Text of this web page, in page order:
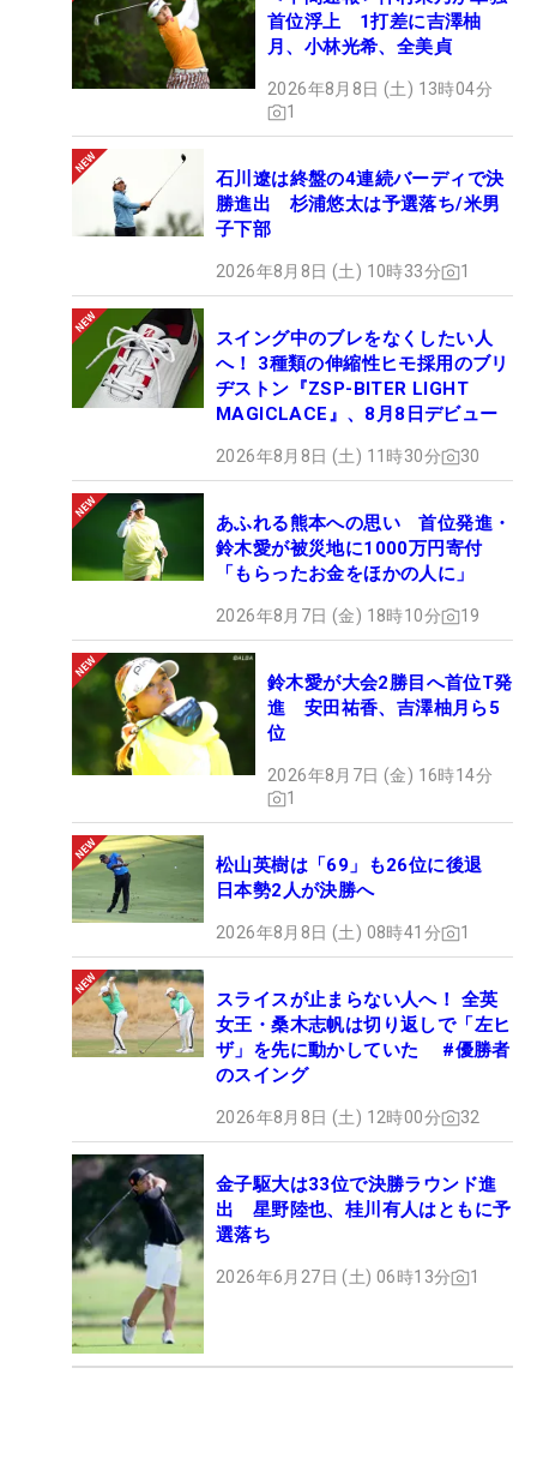
首位浮上 1打差に吉澤柚
月、小林光希、全美貞
2026年8月8日 (土) 13時04分
1
石川遼は終盤の4連続バーディで決
勝進出 杉浦悠太は予選落ち/米男
子下部
2026年8月8日 (土) 10時33分 1
スイング中のブレをなくしたい人
へ！ 3種類の伸縮性ヒモ採用のブリ
ヂストン『ZSP-BITER LIGHT
MAGICLACE』、8月8日デビュー
2026年8月8日 (土) 11時30分 30
あふれる熊本への思い 首位発進・
鈴木愛が被災地に1000万円寄付
「もらったお金をほかの人に」
2026年8月7日 (金) 18時10分 19
鈴木愛が大会2勝目へ首位T発
進 安田祐香、吉澤柚月ら5
位
2026年8月7日 (金) 16時14分
1
松山英樹は「69」も26位に後退
日本勢2人が決勝へ
2026年8月8日 (土) 08時41分 1
スライスが止まらない人へ！ 全英
女王・桑木志帆は切り返しで「左ヒ
ザ」を先に動かしていた #優勝者
のスイング
2026年8月8日 (土) 12時00分 32
金子駆大は33位で決勝ラウンド進
出 星野陸也、桂川有人はともに予
選落ち
2026年6月27日 (土) 06時13分 1